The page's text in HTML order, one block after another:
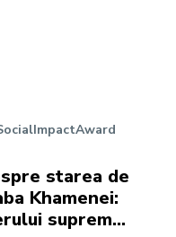
starea de
Khamenei:
suprem…